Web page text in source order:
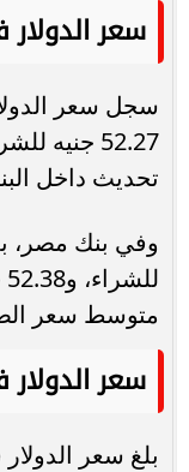
سعر
سجل سعر
تحديث داخل
متوسط سعر
سعر